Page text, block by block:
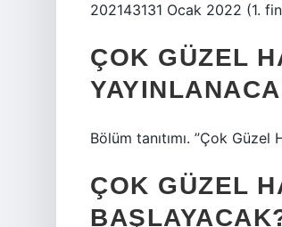
202143131 Ocak 2022 (1.
ÇOK GÜZEL
Bölüm tanıtımı. ”Çok
ÇOK GÜZEL